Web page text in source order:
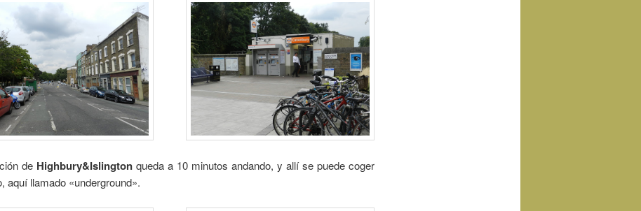
de Highbury&Islingtonqueda a 10 minutos andando, y allí se puede coger
aquí llamado «underground».